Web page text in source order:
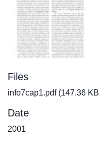
Files
info7cap1.pdf(147.36
Date
2001